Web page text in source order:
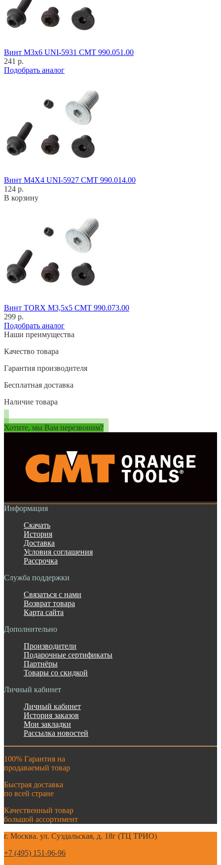
Винт M3x6 UNI-5931 CMT 990.051.00
241 р.
Подобрать аналог
Винт M4X4 UNI-5927 CMT 990.014.00
124 р.
В корзину
Винт TORX M3,5x5 CMT 990.073.00
299 р.
Подобрать аналог
Наши преимущества
Качество товара
Гарантия производителя
Бесплатная доставка
Наличие товара
Хотите, мы Вам перезвоним?
Информация
Скачать
История
Доставка
Условия соглашения
Рассрочка
Служба поддержки
Связаться с нами
Возврат товара
Карта сайта
Дополнительно
Производители
Подарочные сертификаты
Партнёры
Товары со скидкой
Личный кабинет
Личный кабинет
История заказов
Мои закладки
Рассылка новостей
100% Гарантия на
продаваемый товар
Быстрая доставка
по всей стране
Качественный товар
большой ассортимент
г. Москва. ул. Суздальская, д. 18г (ТЦ ТРИО)
+7 (495) 151-96-96